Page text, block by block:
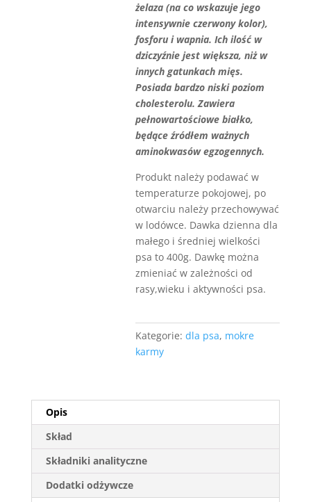
żelaza (na co wskazuje jego
intensywnie czerwony kolor),
fosforu i wapnia. Ich ilość w
dziczyźnie jest większa, niż w
innych gatunkach mięs.
Posiada bardzo niski poziom
cholesterolu. Zawiera
pełnowartościowe białko,
będące źródłem ważnych
aminokwasów egzogennych.
Produkt należy podawać w
temperaturze pokojowej, po
otwarciu należy przechowywać
w lodówce. Dawka dzienna dla
małego i średniej wielkości
psa to 400g. Dawkę można
zmieniać w zależności od
rasy,wieku i aktywności psa.
Kategorie:dla psa, mokre
karmy
Opis
Skład
Składniki analityczne
Dodatki odżywcze